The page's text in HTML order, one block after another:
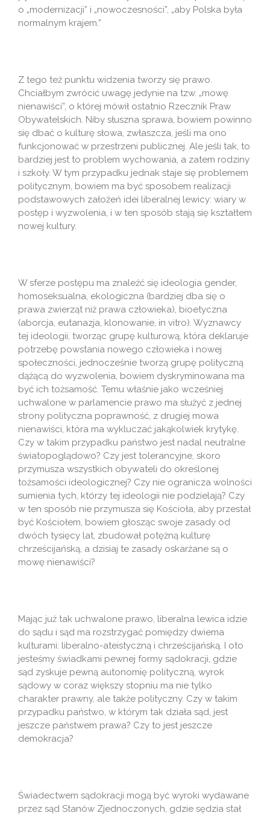
o „modernizacji” i „nowoczesności”, „aby Polska była
normalnym krajem.”
Z tego też punktu widzenia tworzy się prawo.
Chciałbym zwrócić uwagę jedynie na tzw. „mowę
nienawiści”, o której mówił ostatnio Rzecznik Praw
Obywatelskich. Niby słuszna sprawa, bowiem powinno
się dbać o kulturę słowa, zwłaszcza, jeśli ma ono
funkcjonować w przestrzeni publicznej. Ale jeśli tak, to
bardziej jest to problem wychowania, a zatem rodziny
i szkoły. W tym przypadku jednak staje się problemem
politycznym, bowiem ma być sposobem realizacji
podstawowych założeń idei liberalnej lewicy: wiary w
postęp i wyzwolenia, i w ten sposób stają się kształtem
nowej kultury.
W sferze postępu ma znaleźć się ideologia gender,
homoseksualna, ekologiczna (bardziej dba się o
prawa zwierząt niż prawa człowieka), bioetyczna
(aborcja, eutanazja, klonowanie, in vitro). Wyznawcy
tej ideologii, tworząc grupę kulturową, która deklaruje
potrzebę powstania nowego człowieka i nowej
społeczności, jednocześnie tworzą grupę polityczną
dążącą do wyzwolenia, bowiem dyskryminowana ma
być ich tożsamość. Temu właśnie jako wcześniej
uchwalone w parlamencie prawo ma służyć z jednej
strony polityczna poprawność, z drugiej mowa
nienawiści, która ma wykluczać jakąkolwiek krytykę.
Czy w takim przypadku państwo jest nadal neutralne
światopoglądowo? Czy jest tolerancyjne, skoro
przymusza wszystkich obywateli do określonej
tożsamości ideologicznej? Czy nie ogranicza wolności
sumienia tych, którzy tej ideologii nie podzielają? Czy
w ten sposób nie przymusza się Kościoła, aby przestał
być Kościołem, bowiem głosząc swoje zasady od
dwóch tysięcy lat, zbudował potężną kulturę
chrześcijańską, a dzisiaj te zasady oskarżane są o
mowę nienawiści?
Mając już tak uchwalone prawo, liberalna lewica idzie
do sądu i sąd ma rozstrzygać pomiędzy dwiema
kulturami: liberalno-ateistyczną i chrześcijańską. I oto
jesteśmy świadkami pewnej formy sądokracji, gdzie
sąd zyskuje pewną autonomię polityczną, wyrok
sądowy w coraz większy stopniu ma nie tylko
charakter prawny, ale także polityczny. Czy w takim
przypadku państwo, w którym tak działa sąd, jest
jeszcze państwem prawa? Czy to jest jeszcze
demokracja?
Świadectwem sądokracji mogą być wyroki wydawane
przez sąd Stanów Zjednoczonych, gdzie sędzia stał